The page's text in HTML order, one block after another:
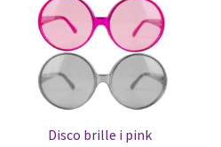
Disco brille i pink